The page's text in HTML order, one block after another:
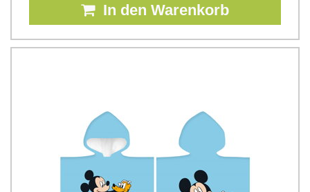
In den Warenkorb